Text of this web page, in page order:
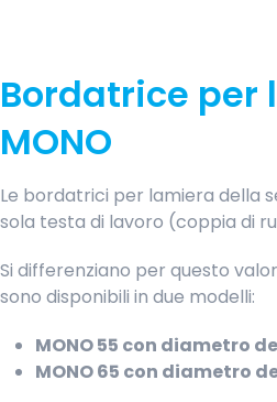
Bordatrice per
MONO
Le bordatrici per lamiera della
sola testa di lavoro (coppia di
Si differenziano per questo
sono disponibili in due modelli:
MONO 55 con diametro
MONO 65 con diametro